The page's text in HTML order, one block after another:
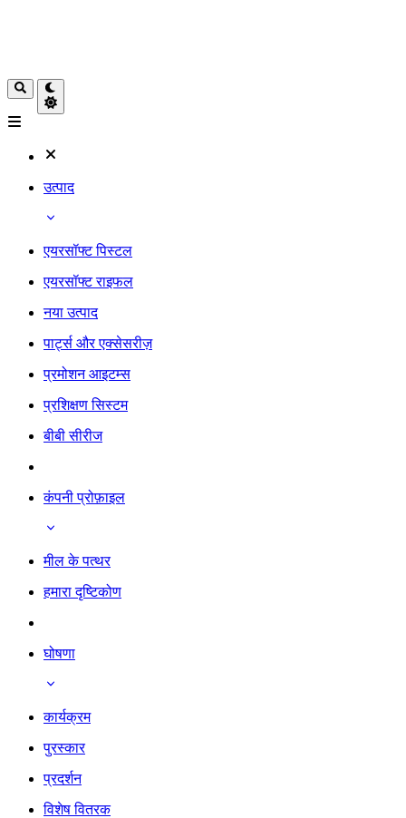
उत्पाद
एयरसॉफ्ट पिस्टल
एयरसॉफ्ट राइफल
नया उत्पाद
पार्ट्स और एक्सेसरीज़
प्रमोशन आइटम्स
प्रशिक्षण सिस्टम
बीबी सीरीज
कंपनी प्रोफ़ाइल
मील के पत्थर
हमारा दृष्टिकोण
घोषणा
कार्यक्रम
पुरस्कार
प्रदर्शन
विशेष वितरक